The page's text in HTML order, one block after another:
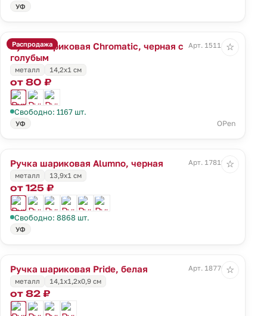
УФ
Распродажа
Ручка шариковая Chromatic, черная с
голубым
Арт. 15111.44
металл 14,2х1 см
от 80 ₽
Свободно: 1167 шт.
УФ OPen
☆
Ручка шариковая Alumno, черная
Арт. 17819.30
металл
13,9х1 см
от 125 ₽
Свободно: 8868 шт.
УФ
☆
Ручка шариковая Pride, белая
Арт. 18776.60
металл
14,1х1,2х0,9 см
от 82 ₽
☆